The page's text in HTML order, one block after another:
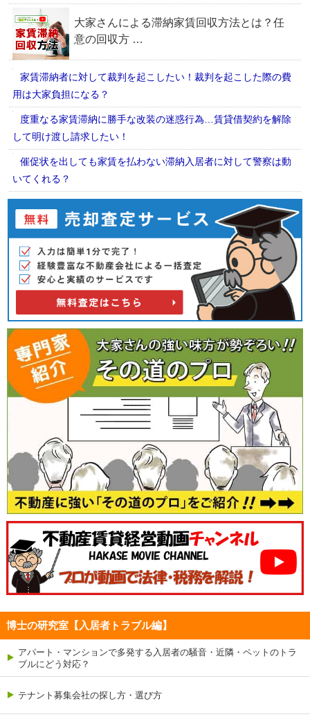
家賃滞納者に対して裁判を起こしたい！裁判を起こした際の費
用は大家負担になる？
度重なる家賃滞納に勝手な改装の迷惑行為…賃貸借契約を解除
して明け渡し請求したい！
催促状を出しても家賃を払わない滞納入居者に対して警察は動
いてくれる？
博士の研究室【入居者トラブル編】
アパート・マンションで多発する入居者の騒音・近隣・ペットのトラ
ブルにどう対応？
テナント募集会社の探し方・選び方